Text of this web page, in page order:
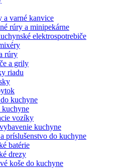
a varné kanvice
rúry a minipekárne
elektrospotrebiče
rúry
a grily
riadu
kuchyne
kuchyne
vozíky
kuchyne
príslušenstvo do kuchyne
batérie
drezy
koše do kuchyne